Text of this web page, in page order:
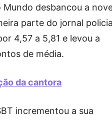
Mundo desbancou a
parte do jornal
4,57 a 5,81 e levou a
de média.
da cantora
incrementou a sua